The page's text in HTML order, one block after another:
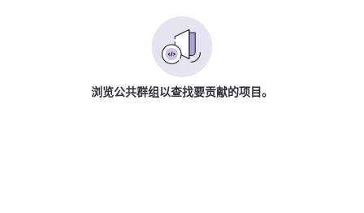
浏览公共群组以查找要贡献的项目。